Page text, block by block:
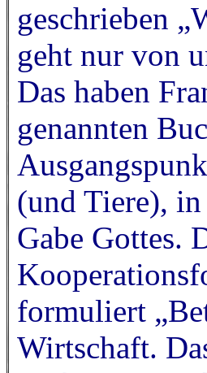
geschrieben
geht nur von
Das haben
genannten
(und Tiere),
Gabe Gottes.
formuliert
Wirtschaft.